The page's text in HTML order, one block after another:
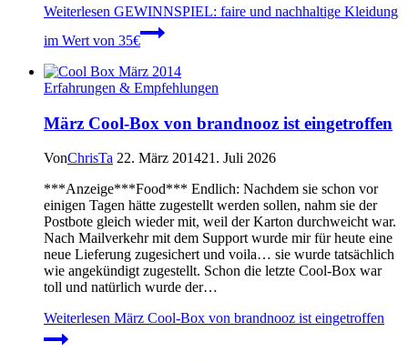
Weiterlesen GEWINNSPIEL: faire und nachhaltige Kleidung
im Wert von 35€
Erfahrungen & Empfehlungen
März Cool-Box von brandnooz ist eingetroffen
VonChrisTa 22. März 201421. Juli 2026
***Anzeige***Food*** Endlich: Nachdem sie schon vor
einigen Tagen hätte zugestellt werden sollen, nahm sie der
Postbote gleich wieder mit, weil der Karton durchweicht war.
Nach Mailverkehr mit dem Support wurde mir für heute eine
neue Lieferung zugesichert und voila… sie wurde tatsächlich
wie angekündigt zugestellt. Schon die letzte Cool-Box war
toll und natürlich wurde der…
Weiterlesen März Cool-Box von brandnooz ist eingetroffen